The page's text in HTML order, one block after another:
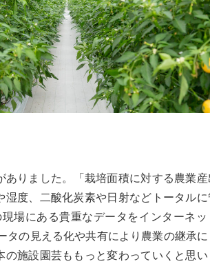
りました。「栽培面積に対する農業
度、二酸化炭素や日射などトータルに
場にある貴重なデータをインターネッ
タの見える化や共有により農業の継承
施設園芸ももっと変わっていくと思い